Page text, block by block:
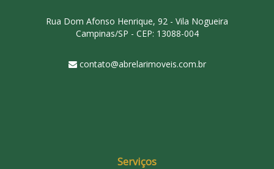
Rua Dom Afonso Henrique, 92 - Vila Nogueira
Campinas/SP - CEP: 13088-004
contato@abrelarimoveis.com.br
Serviços